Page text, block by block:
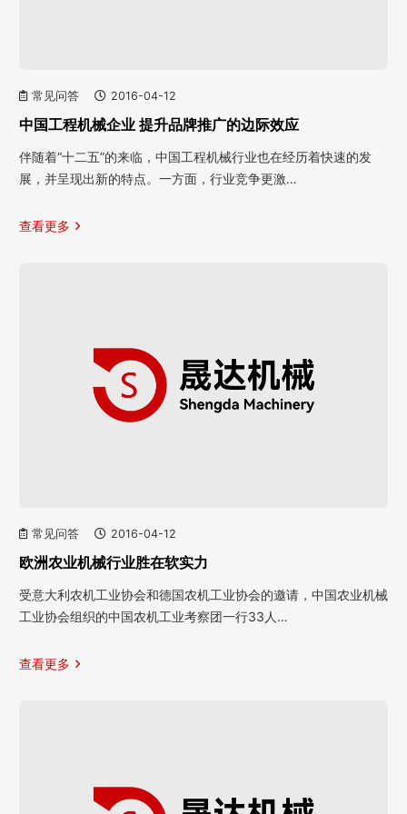
常见问答 2016-04-12
中国工程机械企业 提升品牌推广的边际效应
伴随着“十二五”的来临，中国工程机械行业也在经历着快速的发
展，并呈现出新的特点。一方面，行业竞争更激…
查看更多
常见问答 2016-04-12
欧洲农业机械行业胜在软实力
受意大利农机工业协会和德国农机工业协会的邀请，中国农业机械
工业协会组织的中国农机工业考察团一行33人…
查看更多